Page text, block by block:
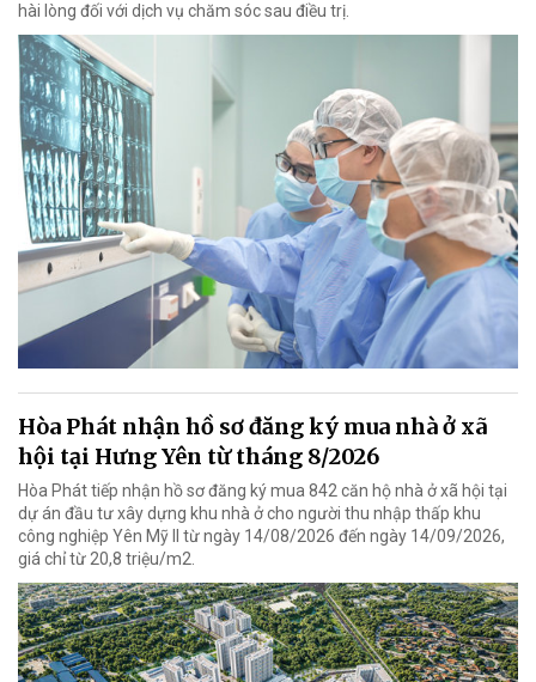
hài lòng đối với dịch vụ chăm sóc sau điều trị.
Hòa Phát nhận hồ sơ đăng ký mua nhà ở xã
hội tại Hưng Yên từ tháng 8/2026
Hòa Phát tiếp nhận hồ sơ đăng ký mua 842 căn hộ nhà ở xã hội tại
dự án đầu tư xây dựng khu nhà ở cho người thu nhập thấp khu
công nghiệp Yên Mỹ II từ ngày 14/08/2026 đến ngày 14/09/2026,
giá chỉ từ 20,8 triệu/m2.